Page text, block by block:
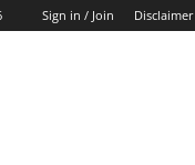
Sign in / Join Disclaimer